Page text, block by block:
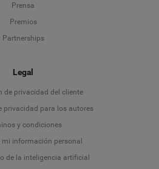
Prensa
Premios
Partnerships
Legal
de privacidad del cliente
privacidad para los autores
y condiciones
mi información personal
de la inteligencia artificial
Language
Deutsch